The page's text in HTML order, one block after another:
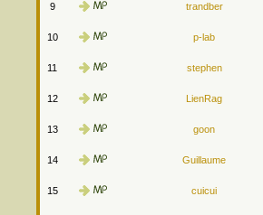
9 trandber
10 p-lab
11 stephen
12 LienRag
13 goon
14 Guillaume
15 cuicui